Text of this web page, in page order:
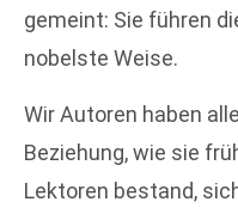
gemeint: Sie führen
nobelste Weise.
Wir Autoren haben
Beziehung, wie sie
Lektoren bestand,